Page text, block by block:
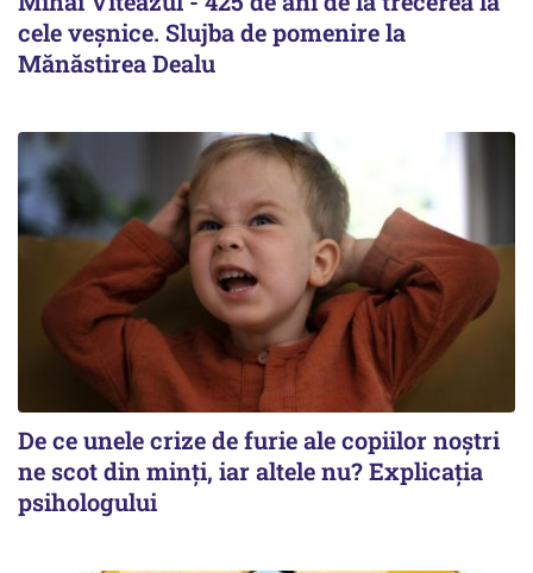
cele veșnice. Slujba de pomenire la
Mănăstirea Dealu
De ce unele crize de furie ale copiilor noștri
ne scot din minți, iar altele nu? Explicația
psihologului